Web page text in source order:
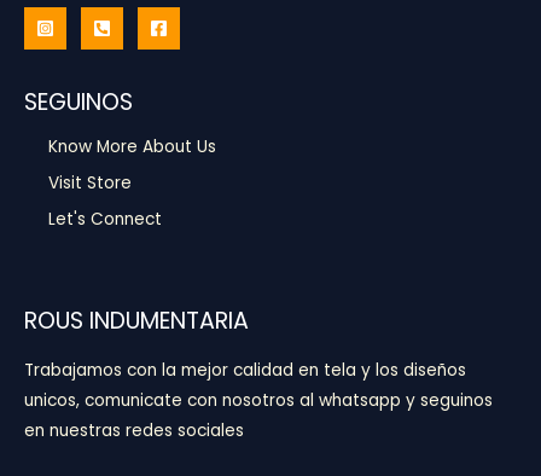
SEGUINOS
Know More About Us
Visit Store
Let's Connect
ROUS INDUMENTARIA
Trabajamos con la mejor calidad en tela y los diseños
unicos, comunicate con nosotros al whatsapp y seguinos
en nuestras redes sociales